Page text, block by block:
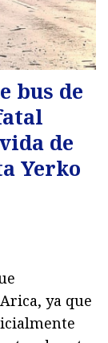
bus de
de
Yerko
ya que